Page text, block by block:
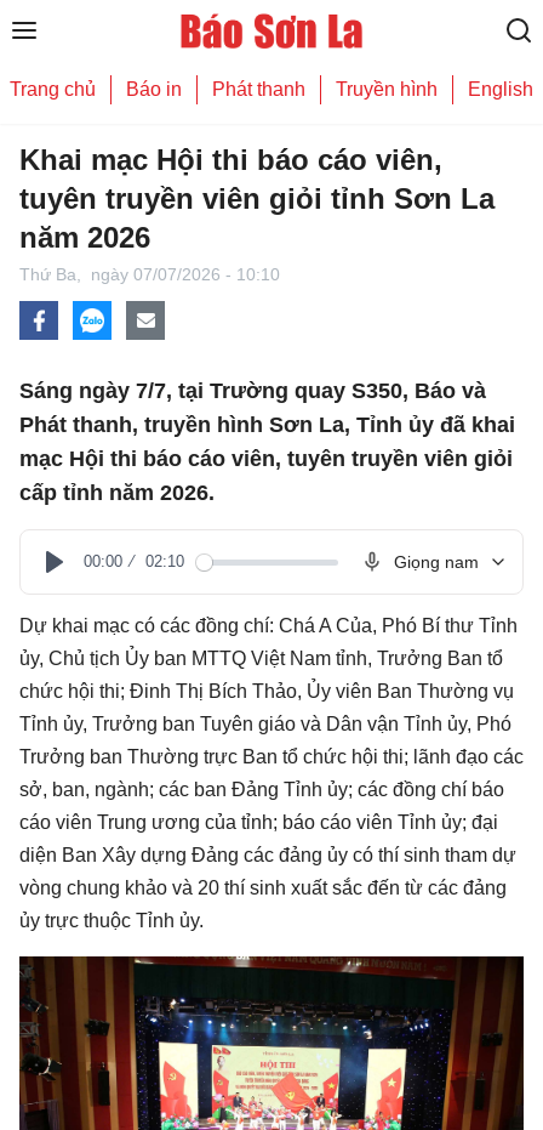
Trang chủ Báo in Phát thanh Truyền hình English
Khai mạc Hội thi báo cáo viên,
tuyên truyền viên giỏi tỉnh Sơn La
năm 2026
Thứ Ba, ngày 07/07/2026 - 10:10
Sáng ngày 7/7, tại Trường quay S350, Báo và
Phát thanh, truyền hình Sơn La, Tỉnh ủy đã khai
mạc Hội thi báo cáo viên, tuyên truyền viên giỏi
cấp tỉnh năm 2026.
Play
00:00 02:10 Giọng nam
Dự khai mạc có các đồng chí: Chá A Của, Phó Bí thư Tỉnh
ủy, Chủ tịch Ủy ban MTTQ Việt Nam tỉnh, Trưởng Ban tổ
chức hội thi; Đinh Thị Bích Thảo, Ủy viên Ban Thường vụ
Tỉnh ủy, Trưởng ban Tuyên giáo và Dân vận Tỉnh ủy, Phó
Trưởng ban Thường trực Ban tổ chức hội thi; lãnh đạo các
sở, ban, ngành; các ban Đảng Tỉnh ủy; các đồng chí báo
cáo viên Trung ương của tỉnh; báo cáo viên Tỉnh ủy; đại
diện Ban Xây dựng Đảng các đảng ủy có thí sinh tham dự
vòng chung khảo và 20 thí sinh xuất sắc đến từ các đảng
ủy trực thuộc Tỉnh ủy.